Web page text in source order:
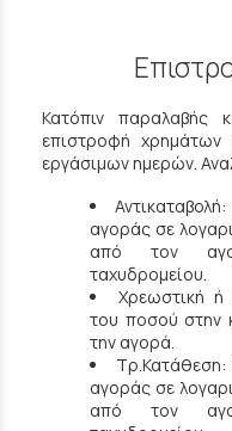
Κατόπιν παραλαβής
επιστροφή χρημάτων
εργάσιμων ημερών.
αγοράς σε
από τον
ταχυδρομείου.
Χρεωστική ή
του ποσού στην
την αγορά.
Τρ.Κατάθεση:
αγοράς σε
από τον